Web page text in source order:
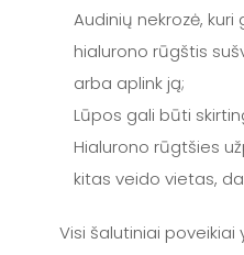
Audinių nekrozė, kuri
hialurono rūgštis
arba aplink ją;
Lūpos gali būti
Hialurono rūgtšies
kitas veido vietas,
Visi šalutiniai poveikiai